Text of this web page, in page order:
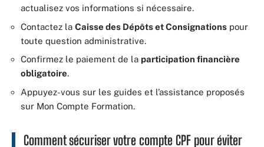
actualisez vos informations si nécessaire.
Contactez la Caisse des Dépôts et Consignations pour
toute question administrative.
Confirmez le paiement de la participation financière
obligatoire.
Appuyez-vous sur les guides et l’assistance proposés
sur Mon Compte Formation.
Comment sécuriser votre compte CPF pour éviter